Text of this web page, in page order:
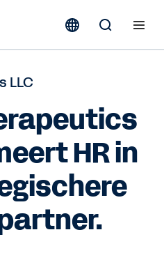
LLC
HR in